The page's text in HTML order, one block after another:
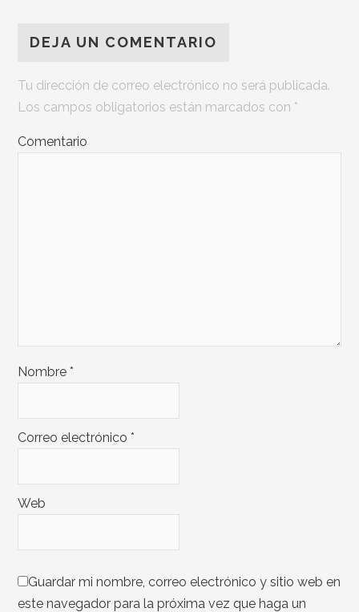
DEJA UN COMENTARIO
Tu dirección de correo electrónico no será publicada.
Los campos obligatorios están marcados con *
Comentario
Nombre*
Correo electrónico*
Web
Guardar mi nombre, correo electrónico y sitio web en
este navegador para la próxima vez que haga un